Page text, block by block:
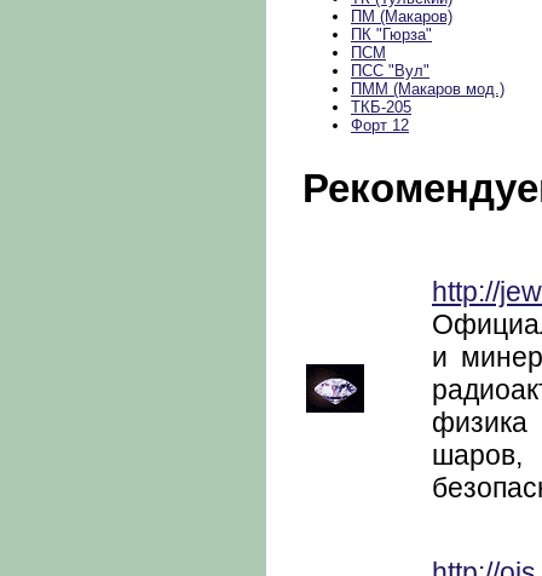
ПМ (Макаров)
ПК "Гюрза"
ПСМ
ПСС "Вул"
ПММ (Макаров мод.)
ТКБ-205
Форт 12
http://
и
физика